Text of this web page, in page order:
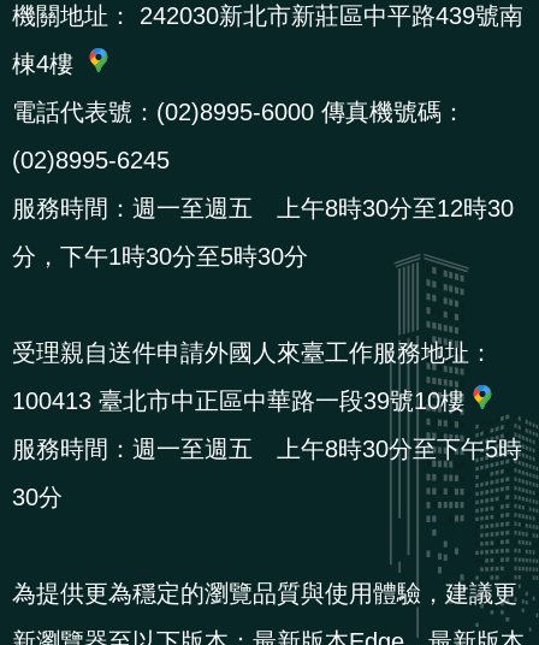
機關地址：
242030新北市新莊區中平路439號南
棟4樓
電話代表號：(02)8995-6000 傳真機號碼：
(02)8995-6245
服務時間：週一至週五 上午8時30分至12時30
分，下午1時30分至5時30分
受理親自送件申請外國人來臺工作服務地址：
100413 臺北市中正區中華路一段39號10樓
服務時間：週一至週五 上午8時30分至下午5時
30分
為提供更為穩定的瀏覽品質與使用體驗，建議更